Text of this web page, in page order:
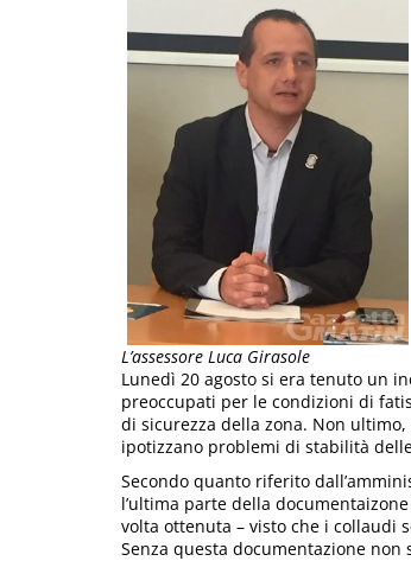
L’assessore Luca Girasole
Lunedì 20 agosto si era tenuto un
preoccupati per le condizioni di
di sicurezza della zona. Non
ipotizzano problemi di stabilità
Secondo quanto riferito
l’ultima parte della
volta ottenuta – visto che i collaudi
Senza questa documentazione